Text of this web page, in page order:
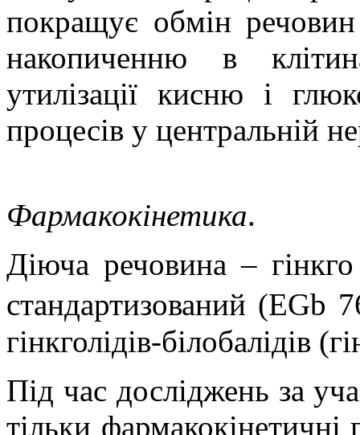
покращує обмін
накопиченню в
утилізації кисню і
процесів у центральній
Фармакокінетика.
Діюча речовина – г
стандартизований (EGb
гінкголідів-білобалідів
Під час досліджень за
тільки